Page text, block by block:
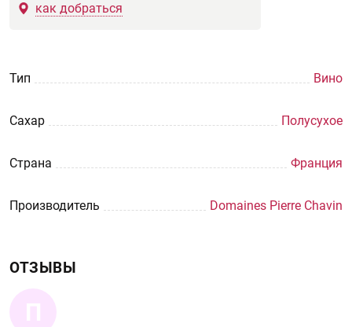
как добраться
Тип Вино
Сахар Полусухое
Страна Франция
Производитель Domaines Pierre Chavin
ОТЗЫВЫ
П